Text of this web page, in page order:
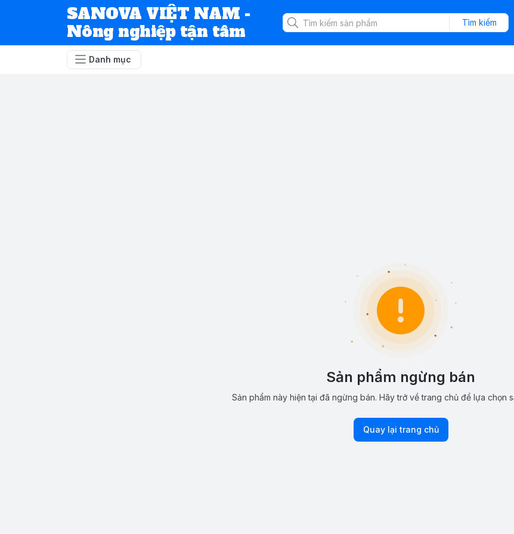
SANOVA VIỆT NAM -
Nông nghiệp tận tâm
Tìm kiếm
Danh mục
Sản phẩm ngừng bán
Sản phẩm này hiện tại đã ngừng bán. Hãy trở về trang chủ để lựa chọn
Quay lại trang chủ